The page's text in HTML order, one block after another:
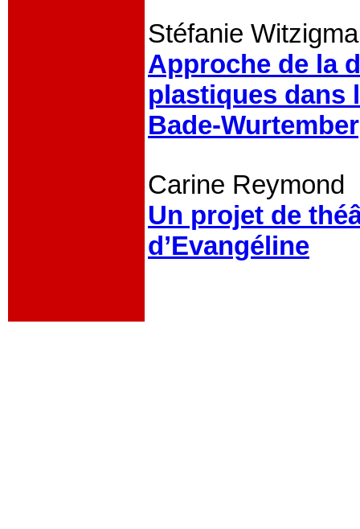
Stéfanie
Approche de la
plastiques dans
Bade-
Carine Reymond
Un projet de
d’Evangéline